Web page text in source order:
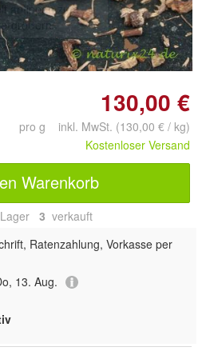
antippen zum
130,00 €
pro g inkl. MwSt. (130,00 € / kg)
Kostenloser Versand
Warenkorb
3 verkauft
Ratenzahlung, Vorkasse per
13. Aug.